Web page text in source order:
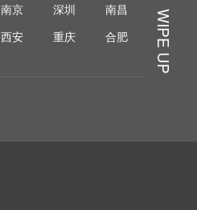
WIPE UP
南京 深圳
南昌
西安 重庆 合肥